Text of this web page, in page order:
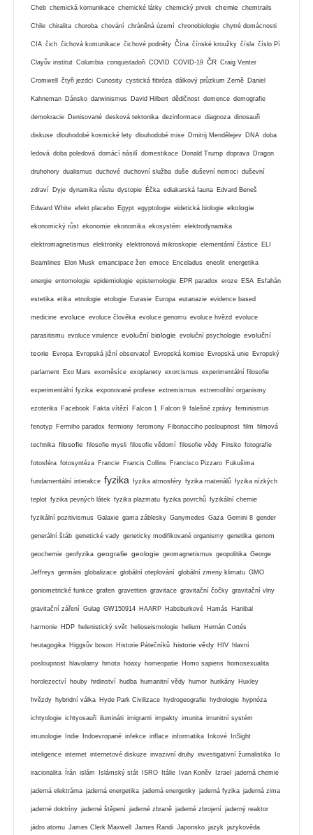
Cheb chemická komunikace chemické látky chemický prvek chemie chemtrails
Chile chiralita choroba chování chráněná území chronobiologie chytré domácnosti
CIA čich čichová komunikace čichové podněty Čína čínské kroužky čísla číslo Pí
Clayův institut Columbia conquistadoři COVID COVID-19 ČR Craig Venter
Cromwell čtyři jezdci Curiosity cystická fibróza dálkový průzkum Země Daniel
Kahneman Dánsko darwinismus David Hilbert dědičnost demence demografie
demokracie Denisované desková tektonika dezinformace diagnoza dinosauři
diskuse dlouhodobé kosmické lety dlouhodobé mise Dmitrij Mendělejev DNA doba
ledová doba poledová domácí násilí domestikace Donald Trump doprava Dragon
druhohory dualismus duchové duchovní služba duše duševní nemoci duševní
zdraví Dyje dynamika růstu dystopie Éčka ediakarská fauna Edvard Beneš
Edward White efekt placebo Egypt egyptologie eidetická biologie ekologie
ekonomický růst ekonomie ekonomika ekosystém elektrodynamika
elektromagnetismus elektronky elektronová mikroskopie elementární částice ELI
Beamlines Elon Musk emancipace žen emoce Enceladus eneolit energetika
energie entomologie epidemiologie epistemologie EPR paradox eroze ESA Esfahán
estetika etika etnologie etologie Eurasie Europa eutanazie evidence based
medicine evoluce evoluce člověka evoluce genomu evoluce hvězd evoluce
parasitismu evoluce virulence evoluční biologie evoluční psychologie evoluční
teorie Evropa Evropská jižní observatoř Evropská komise Evropská unie Evropský
parlament Exo Mars exoměsíce exoplanety exorcismus experimentální filosofie
experimentální fyzika exponované profese extremismus extremofilní organismy
ezoterika Facebook Fakta vítězí Falcon 1 Falcon 9 falešné zprávy feminismus
fenotyp Fermiho paradox fermiony feromony Fibonacciho posloupnost film filmová
technika filosofie filosofie mysli filosofie vědomí filosofie vědy Finsko fotografie
fotosféra fotosyntéza Francie Francis Collins Francisco Pizzaro Fukušima
fundamentální interakce fyzika fyzika atmosféry fyzika materiálů fyzika nízkých
teplot fyzika pevných látek fyzika plazmatu fyzika povrchů fyzikální chemie
fyzikální pozitivismus Galaxie gama záblesky Ganymedes Gaza Gemini 8 gender
generální štáb genetické vady geneticky modifikované organismy genetika genom
geochemie geofyzika geografie geologie geomagnetismus geopolitika George
Jeffreys germáni globalizace globální oteplování globální zmeny klimatu GMO
goniometrické funkce grafen gravettien gravitace gravitační čočky gravitační vlny
gravitační záření Gulag GW150914 HAARP Habsburkové Hamás Hanibal
harmonie HDP helenistický svět helioseismologie helium Hernán Cortés
heutagogika Higgsův boson Historie Pátečníků historie vědy HIV hlavní
posloupnost hlavolamy hmota hoaxy homeopatie Homo sapiens homosexualita
horolezectví houby hrdinství hudba humanitní vědy humor hurikány Huxley
hvězdy hybridní válka Hyde Park Civilizace hydrogeografie hydrologie hypnóza
ichtyologie ichtyosauři ilumináti imigranti impakty imunita imunitní systém
imunologie Indie Indoevropané infekce inflace informatika Inkové InSight
inteligence internet internetové diskuze invazivní druhy investigativní žurnalistika Io
iracionalita Írán islám Islámský stát ISRO Itálie Ivan Koněv Izrael jaderná chemie
jaderná elektrárna jaderná energetika jaderná energetiky jaderná fyzika jaderná zima
jaderné doktríny jaderné štěpení jaderné zbraně jaderné zbrojení jaderný reaktor
jádro atomu James Clerk Maxwell James Randi Japonsko jazyk jazykověda